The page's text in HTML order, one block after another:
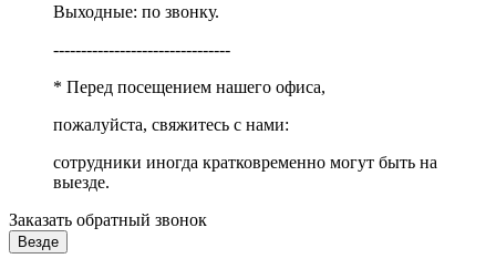
Выходные: по звонку.
--------------------------------
* Перед посещением нашего офиса,
пожалуйста, свяжитесь с нами:
сотрудники иногда кратковременно могут быть на
выезде.
Заказать обратный звонок
Везде